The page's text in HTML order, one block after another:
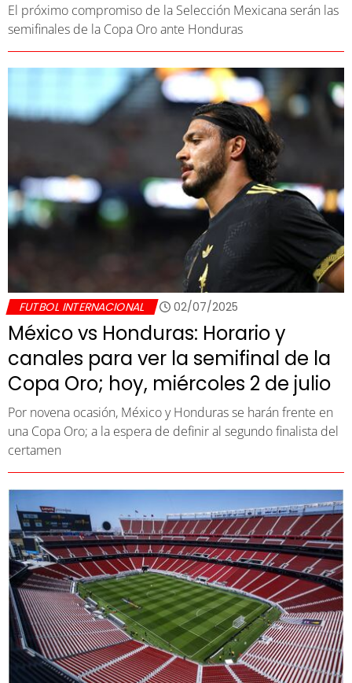
El próximo compromiso de la Selección Mexicana serán las
semifinales de la Copa Oro ante Honduras
FUTBOL INTERNACIONAL 02/07/2025
México vs Honduras: Horario y
canales para ver la semifinal de la
Copa Oro; hoy, miércoles 2 de julio
Por novena ocasión, México y Honduras se harán frente en
una Copa Oro; a la espera de definir al segundo finalista del
certamen